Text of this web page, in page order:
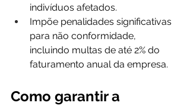
indivíduos afetados.
Impõe penalidades significativas
para não conformidade,
incluindo multas de até 2% do
faturamento anual da empresa.
Como garantir a